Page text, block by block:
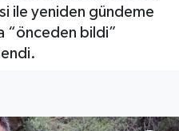
ile yeniden gündeme
“önceden bildi”